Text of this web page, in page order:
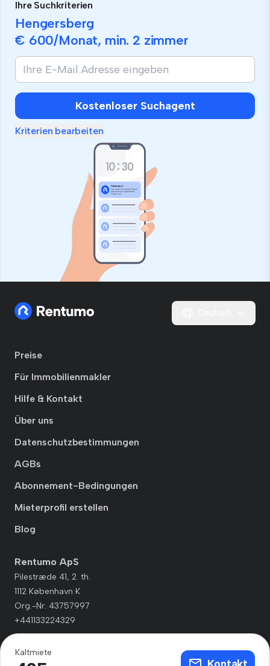
Ihre Suchkriterien
Hengersberg
€ 600/Monat, min. 2 zimmer
Kostenloser Suchagent
Kriterien bearbeiten
Kaltmiete
Preise
Für Immobilienmakler
Hilfe & Kontakt
Über uns
Datenschutzbestimmungen
AGBs
Abonnement-Bedingungen
Mieterprofil erstellen
Blog
Rentumo ApS
Pilestræde 41, 2. th.
1112 København K
Org.-Nr. 43757997
+441133224329